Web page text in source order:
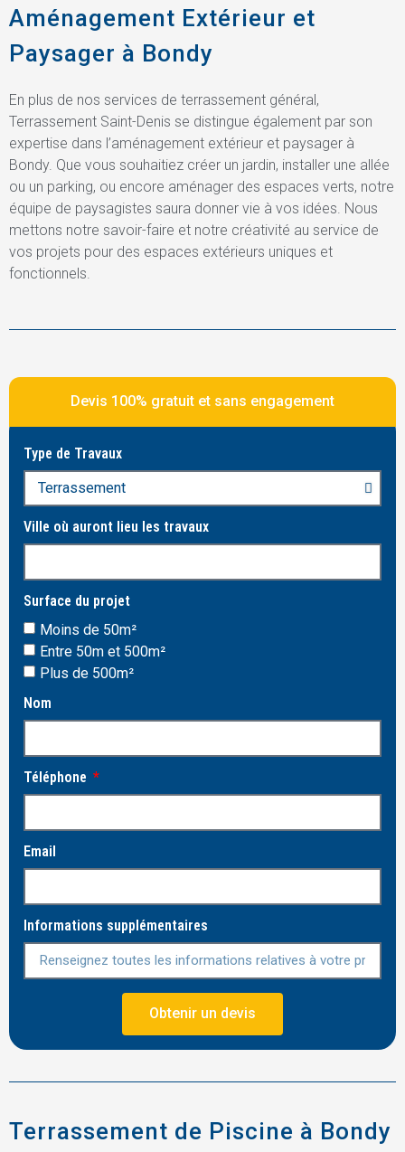
Aménagement Extérieur et
Paysager à Bondy
En plus de nos services de terrassement général,
Terrassement Saint-Denis se distingue également par son
expertise dans l’aménagement extérieur et paysager à
Bondy. Que vous souhaitiez créer un jardin, installer une allée
ou un parking, ou encore aménager des espaces verts, notre
équipe de paysagistes saura donner vie à vos idées. Nous
mettons notre savoir-faire et notre créativité au service de
vos projets pour des espaces extérieurs uniques et
fonctionnels.
Devis 100% gratuit et sans engagement
Type de Travaux
Ville où auront lieu les travaux
Surface du projet
Moins de 50m²
Entre 50m et 500m²
Plus de 500m²
Nom
Téléphone
Email
Informations supplémentaires
Obtenir un devis
Terrassement de Piscine à Bondy